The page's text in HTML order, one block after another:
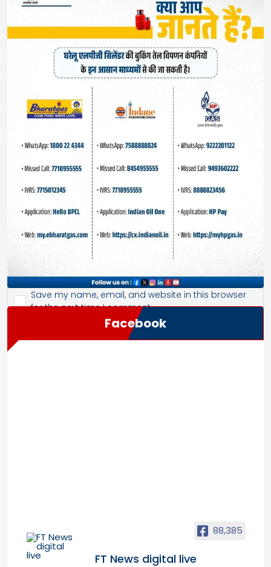
#IndiaNews #ViralNews
Leave a Reply
Your email address will not be published.
Required
fields are marked*
Save my name, email, and website in this browser
for the next time I comment.
Facebook
88,385
FT News digital live